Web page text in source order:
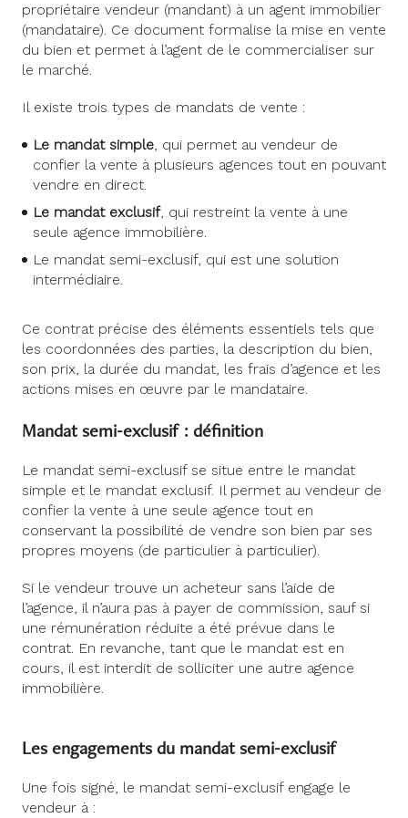
propriétaire vendeur (mandant) à un agent immobilier
(mandataire). Ce document formalise la mise en vente
du bien et permet à l’agent de le commercialiser sur
le marché.
Il existe trois types de mandats de vente :
Le mandat simple, qui permet au vendeur de
confier la vente à plusieurs agences tout en pouvant
vendre en direct.
Le mandat exclusif, qui restreint la vente à une
seule agence immobilière.
Le mandat semi-exclusif, qui est une solution
intermédiaire.
Ce contrat précise des éléments essentiels tels que
les coordonnées des parties, la description du bien,
son prix, la durée du mandat, les frais d’agence et les
actions mises en œuvre par le mandataire.
Mandat semi-exclusif : définition
Le mandat semi-exclusif se situe entre le mandat
simple et le mandat exclusif. Il permet au vendeur de
confier la vente à une seule agence tout en
conservant la possibilité de vendre son bien par ses
propres moyens (de particulier à particulier).
Si le vendeur trouve un acheteur sans l’aide de
l’agence, il n’aura pas à payer de commission, sauf si
une rémunération réduite a été prévue dans le
contrat. En revanche, tant que le mandat est en
cours, il est interdit de solliciter une autre agence
immobilière.
Les engagements du mandat semi-exclusif
Une fois signé, le mandat semi-exclusif engage le
vendeur à :